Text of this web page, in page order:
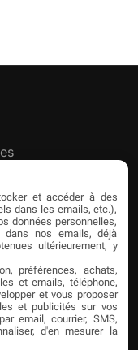
Partenaires
Livefoot
Jeunesfooteux
Tólmi Studio
et accéder à des
dans les emails, etc.),
données personnelles,
nos emails, déjà
ultérieurement, y
préférences, achats,
et emails, téléphone,
et vous proposer
et publicités sur vos
email, courrier, SMS,
d'en mesurer la